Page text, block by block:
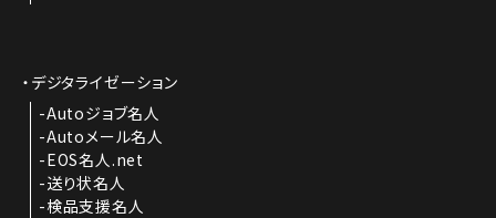
デジタライゼーション
Autoジョブ名人
Autoメール名人
EOS名人.net
送り状名人
検品支援名人